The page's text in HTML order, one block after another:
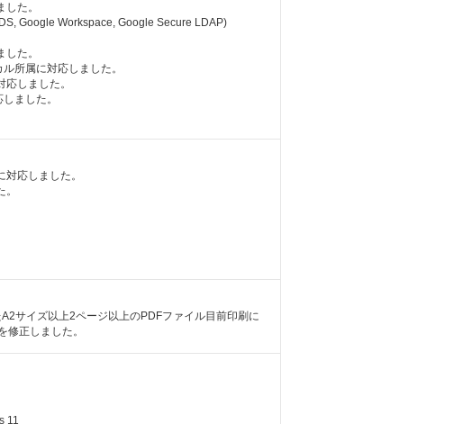
た。
Google Workspace, Google Secure LDAP)
た。
所属に対応しました。
しました。
ました。
応しました。
サイズ以上2ページ以上のPDFファイル目前印刷に
修正しました。
11